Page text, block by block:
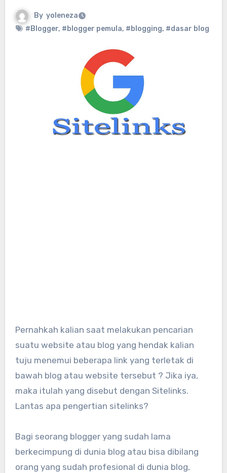
By yoleneza
#Blogger, #blogger pemula, #blogging, #dasar blog
Pernahkah kalian saat melakukan pencarian
suatu website atau blog yang hendak kalian
tuju menemui beberapa link yang terletak di
bawah blog atau website tersebut ? Jika iya,
maka itulah yang disebut dengan Sitelinks.
Lantas apa pengertian sitelinks?
Bagi seorang blogger yang sudah lama
berkecimpung di dunia blog atau bisa dibilang
orang yang sudah profesional di dunia blog,